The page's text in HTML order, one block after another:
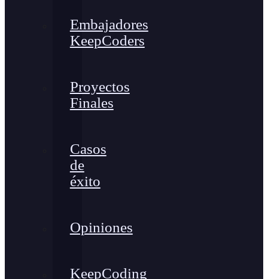
Embajadores
KeepCoders
Proyectos
Finales
Casos
de
éxito
Opiniones
KeepCoding